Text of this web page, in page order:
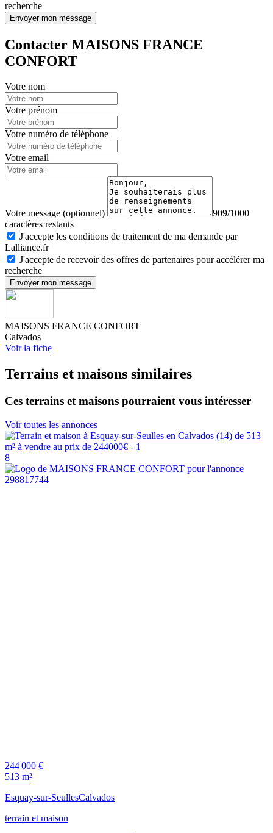
recherche
Envoyer mon message
Contacter MAISONS FRANCE
CONFORT
Votre nom
Votre prénom
Votre numéro de téléphone
Votre email
Votre message (optionnel)
909/1000
caractères restants
J'accepte les conditions de traitement de ma demande par
Lalliance.fr
J'accepte de recevoir des offres de partenaires pour accélérer ma
recherche
Envoyer mon message
MAISONS FRANCE CONFORT
Calvados
Voir la fiche
Terrains et maisons similaires
Ces terrains et maisons pourraient vous intéresser
Voir toutes les annonces
8
244 000 €
513 m²
Esquay-sur-SeullesCalvados
terrain et maison